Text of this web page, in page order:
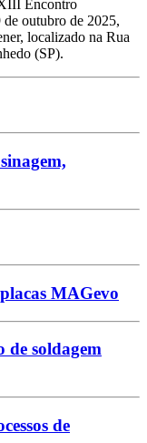
Encontro
outubro de 2025,
localizado na Rua
(SP).
MAGevo
de soldagem
de